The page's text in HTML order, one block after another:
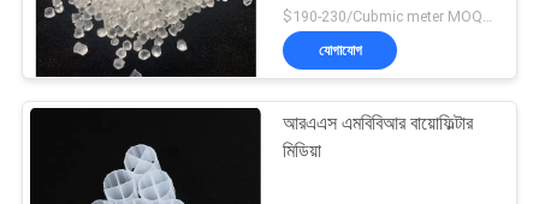
যোগাযোগ
আরএএস এমবিবিআর বায়োফিল্টার
মিডিয়া